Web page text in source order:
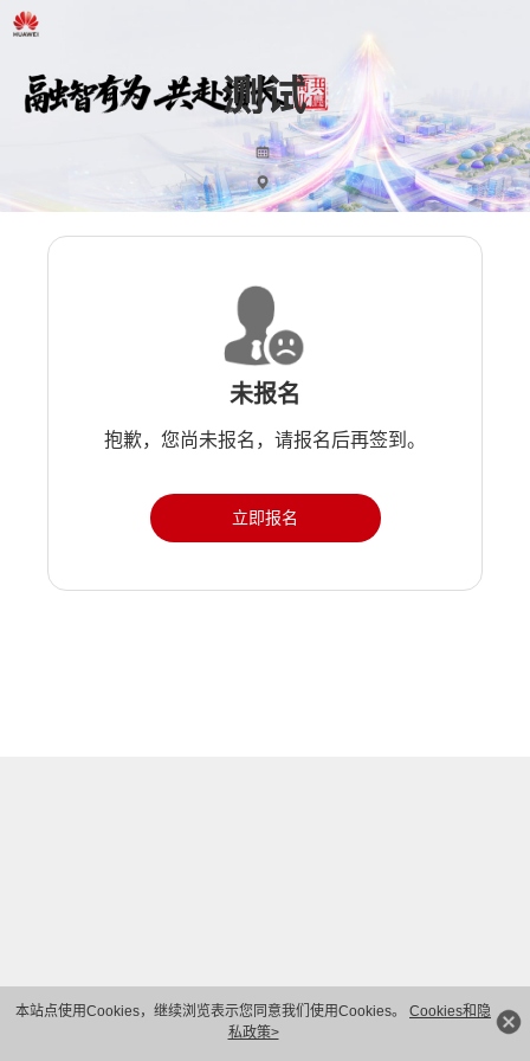
本站点使用Cookies，继续浏览表示您同意我们使用Cookies。 Cookies和隐
私政策>
未报名
抱歉，您尚未报名，请报名后再签到。
立即报名